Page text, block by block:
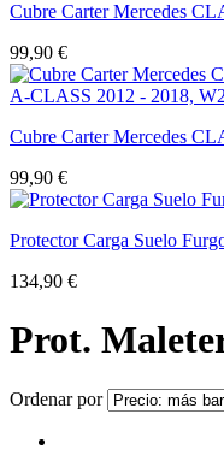
Cubre Carter Mercedes
99,90 €
Cubre Carter Mercedes
99,90 €
Protector Carga Suelo
134,90 €
Prot.
Ordenar por